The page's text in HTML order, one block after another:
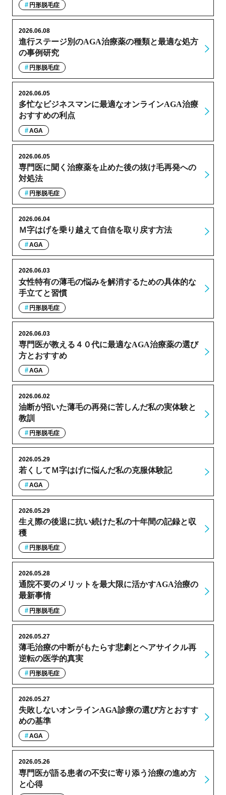
円形脱毛症
進行ステージ別のAGA治療薬の種類と最適な処方
の事例研究
2026.06.08
円形脱毛症
多忙なビジネスマンに最適なオンラインAGA治療
おすすめの利点
2026.06.05
AGA
専門医に聞く治療薬を止めた後の抜け毛再発への
対処法
2026.06.05
円形脱毛症
Ｍ字はげを乗り越えて自信を取り戻す方法
2026.06.04
AGA
女性特有の薄毛の悩みを解消するための具体的な
手立てと習慣
2026.06.03
円形脱毛症
専門医が教える４０代に最適なAGA治療薬の選び
方とおすすめ
2026.06.03
AGA
油断が招いた薄毛の再発に苦しんだ私の実体験と
教訓
2026.06.02
円形脱毛症
若くしてＭ字はげに悩んだ私の克服体験記
2026.05.29
AGA
生え際の後退に抗い続けた私の十年間の記録と収
穫
2026.05.29
円形脱毛症
通院不要のメリットを最大限に活かすAGA治療の
最新事情
2026.05.28
円形脱毛症
薄毛治療の中断がもたらす悲劇とヘアサイクル再
逆転の医学的真実
2026.05.27
円形脱毛症
失敗しないオンラインAGA診療の選び方とおすす
めの基準
2026.05.27
AGA
専門医が語る患者の不安に寄り添う治療の進め方
と心得
2026.05.26